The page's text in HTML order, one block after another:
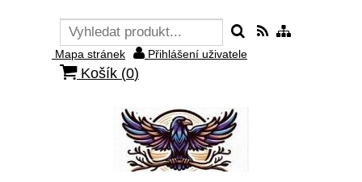
Mapa stránek Přihlášení uživatele
Košík (0)